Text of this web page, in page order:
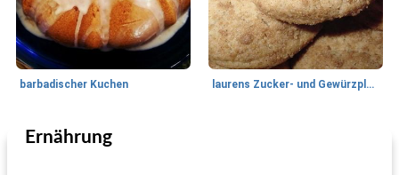
barbadischer Kuchen laurens Zucker- und Gewürzplätzchen mit schwarzem Pfeffer
Nachspeisen
Ernährung